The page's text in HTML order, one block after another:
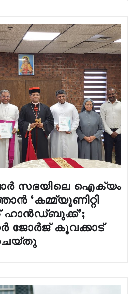
സഭയിലെ ഐക്യം
‘കമ്മ്യൂണിറ്റി
ഹാൻഡ്‌ബുക്ക്’;
ജോർജ് കൂവക്കാട്